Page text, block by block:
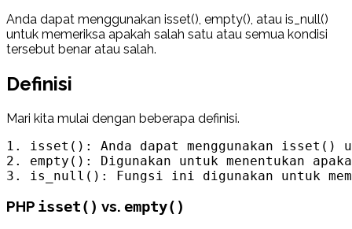
Anda dapat menggunakan isset(), empty(), atau is_null()
untuk memeriksa apakah salah satu atau semua kondisi
tersebut benar atau salah.
Definisi
Mari kita mulai dengan beberapa definisi.
1. isset(): Anda dapat menggunakan isset()
2. empty(): Digunakan untuk menentukan
3. is_null(): Fungsi ini digunakan untuk
PHP isset() vs. empty()